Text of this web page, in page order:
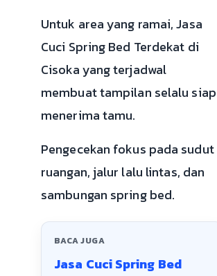
Untuk area yang ramai, Jasa
Cuci Spring Bed Terdekat di
Cisoka yang terjadwal
membuat tampilan selalu siap
menerima tamu.
Pengecekan fokus pada sudut
ruangan, jalur lalu lintas, dan
sambungan spring bed.
BACA JUGA
Jasa Cuci Spring Bed